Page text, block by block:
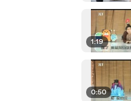
1:19
0:50